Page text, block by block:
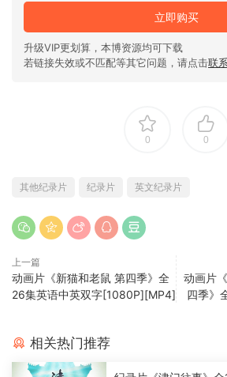
立即购买
升级VIP更划算，本博资源均可下载
若链接失效或不匹配等其它问题，请点击联
0 0
其他纪录片 纪录片 英文纪录片
上一篇
动画片《新猫和老鼠 第四季》全
26集英语中英双字[1080P][MP4]
动画片
四季》
相关热门推荐